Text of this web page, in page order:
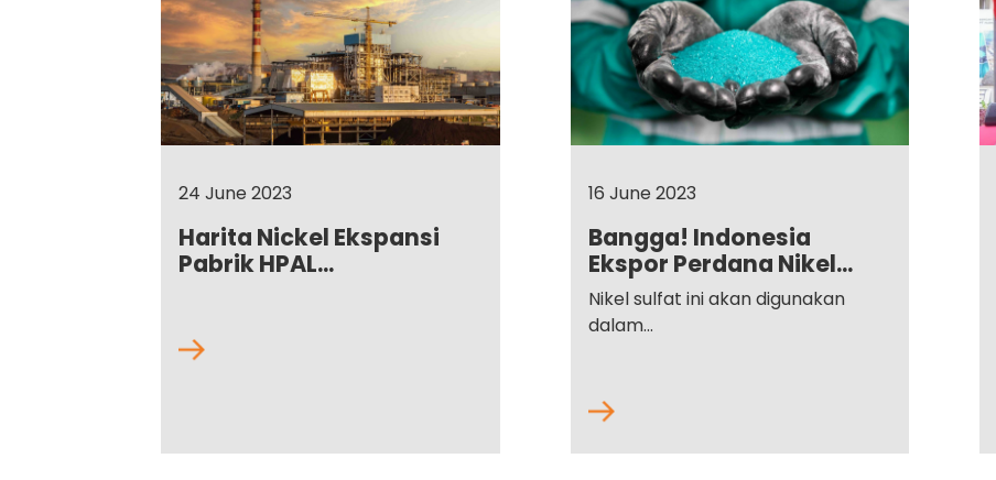
24 June 2023
Harita Nickel Ekspansi
Pabrik HPAL...
16 June 2023
Bangga! Indonesia
Ekspor Perdana Nikel...
Nikel sulfat ini akan digunakan
dalam...